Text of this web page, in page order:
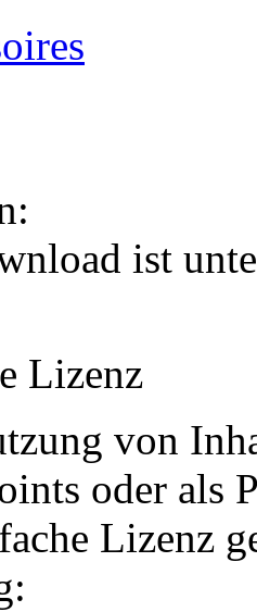
ist
Lizenz
von
oder als
Lizenz